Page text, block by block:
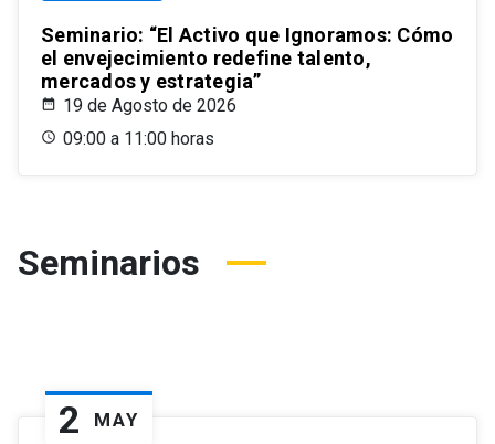
Seminario: “El Activo que Ignoramos: Cómo
el envejecimiento redefine talento,
mercados y estrategia”
19 de Agosto de 2026
09:00 a 11:00 horas
Seminarios
2 MAY